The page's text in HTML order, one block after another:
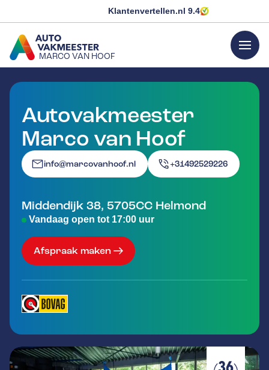
Klantenvertellen.nl 9.4
MARCO VAN HOOF
GA NAAR DE HOMEPAGINA
menu
Autovakmeester
Marco van Hoof
info@marcovanhoof.nl +31492529226
Middendijk 38, 5705CC Helmond
Vandaag open tot 17:00 uur
Afspraak maken